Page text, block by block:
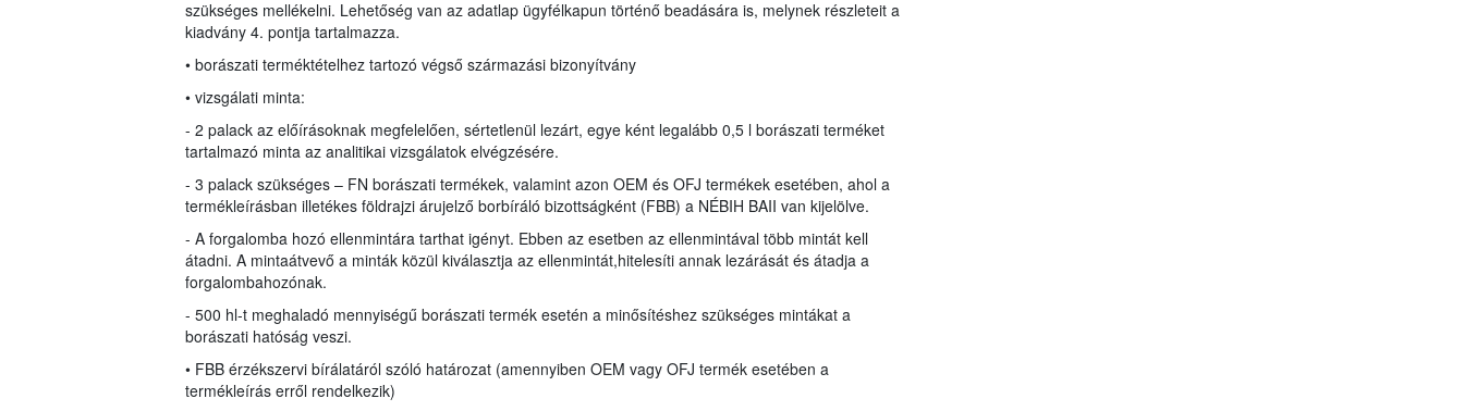
szükséges mellékelni. Lehetőség van az adatlap ügyfélkapun történő beadására is, melynek részleteit a
kiadvány 4. pontja tartalmazza.
• borászati terméktételhez tartozó végső származási bizonyítvány
• vizsgálati minta:
- 2 palack az előírásoknak megfelelően, sértetlenül lezárt, egye ként legalább 0,5 l borászati terméket
tartalmazó minta az analitikai vizsgálatok elvégzésére.
- 3 palack szükséges – FN borászati termékek, valamint azon OEM és OFJ termékek esetében, ahol a
termékleírásban illetékes földrajzi árujelző borbíráló bizottságként (FBB) a NÉBIH BAII van kijelölve.
- A forgalomba hozó ellenmintára tarthat igényt. Ebben az esetben az ellenmintával több mintát kell
átadni. A mintaátvevő a minták közül kiválasztja az ellenmintát,hitelesíti annak lezárását és átadja a
forgalombahozónak.
- 500 hl-t meghaladó mennyiségű borászati termék esetén a minősítéshez szükséges mintákat a
borászati hatóság veszi.
• FBB érzékszervi bírálatáról szóló határozat (amennyiben OEM vagy OFJ termék esetében a
termékleírás erről rendelkezik)